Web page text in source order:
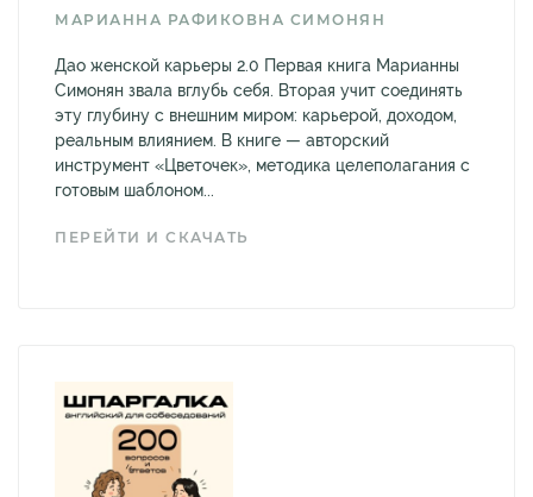
МАРИАННА РАФИКОВНА СИМОНЯН
Дао женской карьеры 2.0 Первая книга Марианны
Симонян звала вглубь себя. Вторая учит соединять
эту глубину с внешним миром: карьерой, доходом,
реальным влиянием. В книге — авторский
инструмент «Цветочек», методика целеполагания с
готовым шаблоном...
ПЕРЕЙТИ И СКАЧАТЬ